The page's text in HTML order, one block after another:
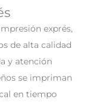
exprés,
de alta calidad
y atención
se impriman
en tiempo